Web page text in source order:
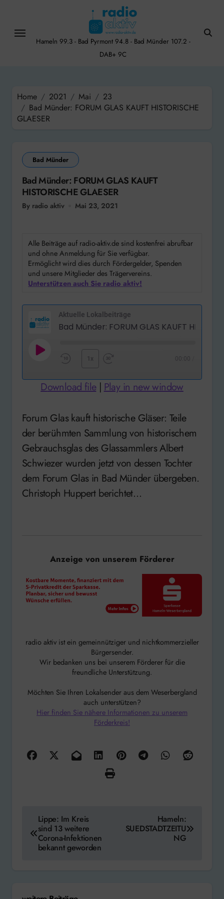
content
Hameln 99.3 - Bad Pyrmont 94.8 - Bad Münder 107.2 -
DAB+ 9C
Home 2021 Mai
23
Bad Münder: FORUM GLAS KAUFT HISTORISCHE
GLAESER
Bad Münder
Bad Münder: FORUM GLAS KAUFT
HISTORISCHE GLAESER
By radio aktiv Mai 23, 2021
Alle Beiträge auf radio-aktiv.de sind kostenfrei abrufbar
und ohne Anmeldung für Sie verfügbar.
Ermöglicht wird dies durch Fördergelder, Spenden
und unsere Mitglieder des Trägervereins.
Unterstützen auch Sie radio aktiv!
Aktuelle Lokalbeiträge
Play
10
Seconds
1x
Forward
Download file| Play in new window
Forum Glas kauft historische Gläser: Teile
der berühmten Sammlung von historischem
Gebrauchsglas des Glassammlers Albert
Schwiezer wurden jetzt von dessen Tochter
dem Forum Glas in Bad Münder übergeben.
Christoph Huppert berichtet…
Anzeige von unserem Förderer
radio aktiv ist ein gemeinnütziger und nichtkommerzieller
Bürgersender.
Wir bedanken uns bei unserem Förderer für die
freundliche Unterstützung.
Möchten Sie Ihren Lokalsender aus dem Weserbergland
auch unterstützen?
Hier finden Sie nähere Informationen zu unserem
Förderkreis!
Lippe: Im Kreis
sind 13 weitere
Corona-Infektionen
bekannt geworden
Hameln:
SUEDSTADTZEITU
NG